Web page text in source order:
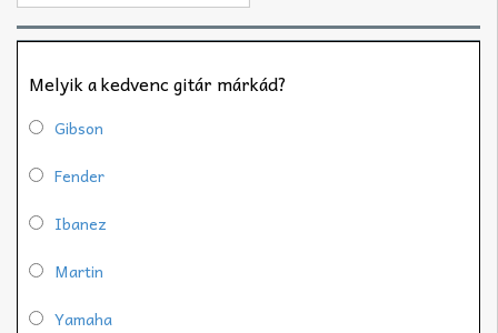
Melyik a kedvenc gitár márkád?
Gibson
Fender
Ibanez
Martin
Yamaha